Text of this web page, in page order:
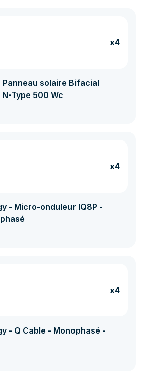
x4
Panneau solaire Bifacial
Type 500 Wc
x4
- Micro-onduleur IQ8P -
x4
- Q Cable - Monophasé -